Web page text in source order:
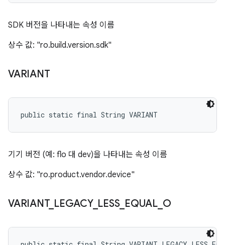
SDK 버전을 나타내는 속성 이름
상수 값: "ro.build.version.sdk"
VARIANT
public static final String VARIANT
기기 버전 (예: flo 대 dev)을 나타내는 속성 이름
상수 값: "ro.product.vendor.device"
VARIANT_ LEGACY_ LESS_ EQUAL_ O